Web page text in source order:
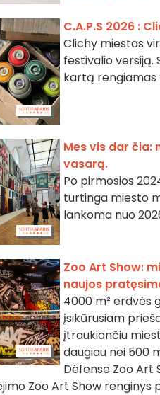
C.A.P.S 2026 :
Clichy miestas
festivalio versiją.
kartą rengiamas
Mes vis dar čia:
vasarą.
Po pirmosios
turtinga miesto
lankoma nuo
Zoo Art Show:
naujos
4000 m² erdvės
įsikūrusiam
įtraukiančiu
daugiau nei 500
Défense Zoo Art
Zoo Art Show renginys